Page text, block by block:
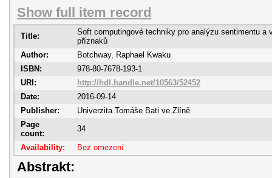
Show full item record
Title:
Soft computingové techniky pro analýzu sentimentu a
příznaků
Author:
Botchway, Raphael Kwaku
ISBN:
978-80-7678-193-1
URI:
http://hdl.handle.net/10563/52452
Date:
2016-09-14
Publisher:
Univerzita Tomáše Bati ve Zlíně
Page
count:
34
Availability: Bez omezení
Abstrakt: